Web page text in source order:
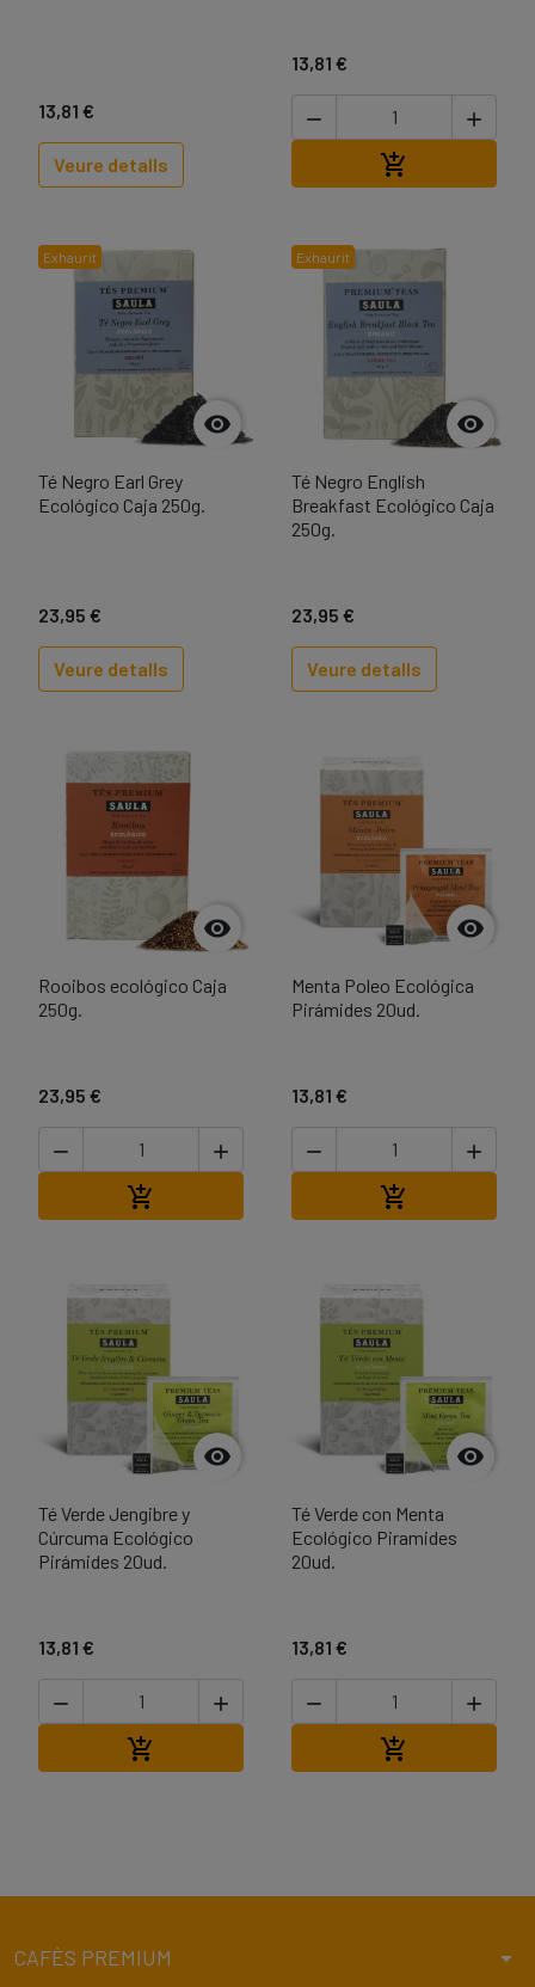
13,81 €
Veure detalls
13,81 €
 

Exhaurit

Té Negro Earl Grey
Ecológico Caja 250g.
23,95 €
Veure detalls
Exhaurit

Té Negro English
Breakfast Ecológico Caja
250g.
23,95 €
Veure detalls

Rooibos ecológico Caja
250g.
23,95 €
 


Menta Poleo Ecológica
Pirámides 20ud.
13,81 €
 


Té Verde Jengibre y
Cúrcuma Ecológico
Pirámides 20ud.
13,81 €
 


Té Verde con Menta
Ecológico Piramides
20ud.
13,81 €
 

CAFÈS PREMIUM arrow_drop_down